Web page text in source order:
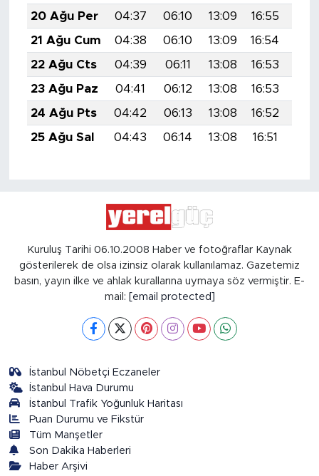
20 Ağu Per
04:37 06:10 13:09 16:55
21 Ağu Cum
04:38 06:10 13:09 16:54
22 Ağu Cts
04:39 06:11 13:08 16:53
23 Ağu Paz
04:41 06:12 13:08 16:53
24 Ağu Pts
04:42 06:13 13:08 16:52
25 Ağu Sal
04:43 06:14 13:08 16:51
Kuruluş Tarihi 06.10.2008 Haber ve fotoğraflar Kaynak
gösterilerek de olsa izinsiz olarak kullanılamaz. Gazetemiz
basın, yayın ilke ve ahlak kurallarına uymaya söz vermiştir. E-
mail: [email protected]
İstanbul Nöbetçi Eczaneler
İstanbul Hava Durumu
İstanbul Trafik Yoğunluk Haritası
Puan Durumu ve Fikstür
Tüm Manşetler
Son Dakika Haberleri
Haber Arşivi